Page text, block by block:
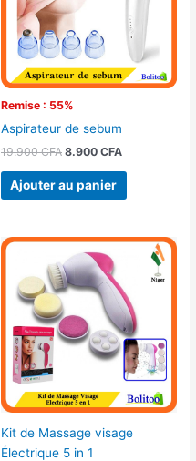
Remise : 55%
Aspirateur de sebum
19.900CFA 8.900 CFA
Ajouter au panier
Kit de Massage visage
Électrique 5 in 1